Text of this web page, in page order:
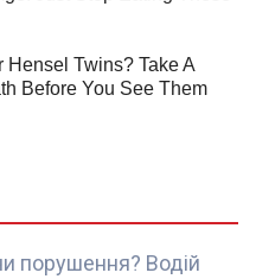
порушення? Водій